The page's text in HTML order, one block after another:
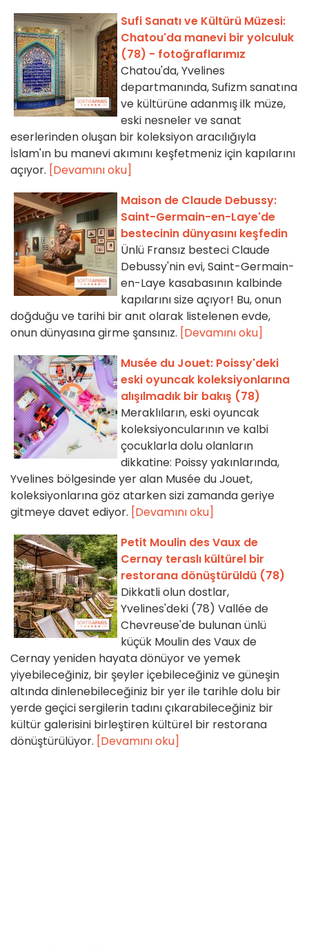
Sufi Sanatı ve Kültürü Müzesi:
Chatou'da manevi bir yolculuk
(78) - fotoğraflarımız
Chatou'da, Yvelines
departmanında, Sufizm sanatına
ve kültürüne adanmış ilk müze,
eski nesneler ve sanat
eserlerinden oluşan bir koleksiyon aracılığıyla
İslam'ın bu manevi akımını keşfetmeniz için kapılarını
açıyor. [Devamını oku]
Maison de Claude Debussy:
Saint-Germain-en-Laye'de
bestecinin dünyasını keşfedin
Ünlü Fransız besteci Claude
Debussy'nin evi, Saint-Germain-
en-Laye kasabasının kalbinde
kapılarını size açıyor! Bu, onun
doğduğu ve tarihi bir anıt olarak listelenen evde,
onun dünyasına girme şansınız. [Devamını oku]
Musée du Jouet: Poissy'deki
eski oyuncak koleksiyonlarına
alışılmadık bir bakış (78)
Meraklıların, eski oyuncak
koleksiyoncularının ve kalbi
çocuklarla dolu olanların
dikkatine: Poissy yakınlarında,
Yvelines bölgesinde yer alan Musée du Jouet,
koleksiyonlarına göz atarken sizi zamanda geriye
gitmeye davet ediyor. [Devamını oku]
Petit Moulin des Vaux de
Cernay teraslı kültürel bir
restorana dönüştürüldü (78)
Dikkatli olun dostlar,
Yvelines'deki (78) Vallée de
Chevreuse'de bulunan ünlü
küçük Moulin des Vaux de
Cernay yeniden hayata dönüyor ve yemek
yiyebileceğiniz, bir şeyler içebileceğiniz ve güneşin
altında dinlenebileceğiniz bir yer ile tarihle dolu bir
yerde geçici sergilerin tadını çıkarabileceğiniz bir
kültür galerisini birleştiren kültürel bir restorana
dönüştürülüyor. [Devamını oku]